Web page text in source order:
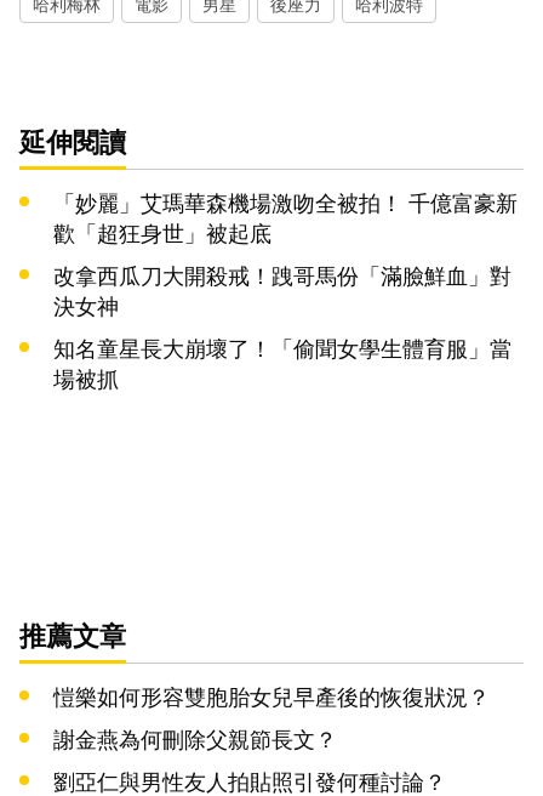
哈利梅林 電影 男星 後座力 哈利波特
延伸閱讀
「妙麗」艾瑪華森機場激吻全被拍！ 千億富豪新
歡「超狂身世」被起底
改拿西瓜刀大開殺戒！跩哥馬份「滿臉鮮血」對
決女神
知名童星長大崩壞了！「偷聞女學生體育服」當
場被抓
推薦文章
愷樂如何形容雙胞胎女兒早產後的恢復狀況？
謝金燕為何刪除父親節長文？
劉亞仁與男性友人拍貼照引發何種討論？